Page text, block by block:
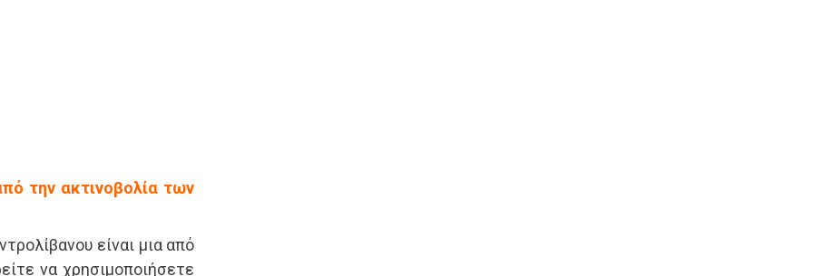
την ακτινοβολία των
είναι μια από
να χρησιμοποιήσετε